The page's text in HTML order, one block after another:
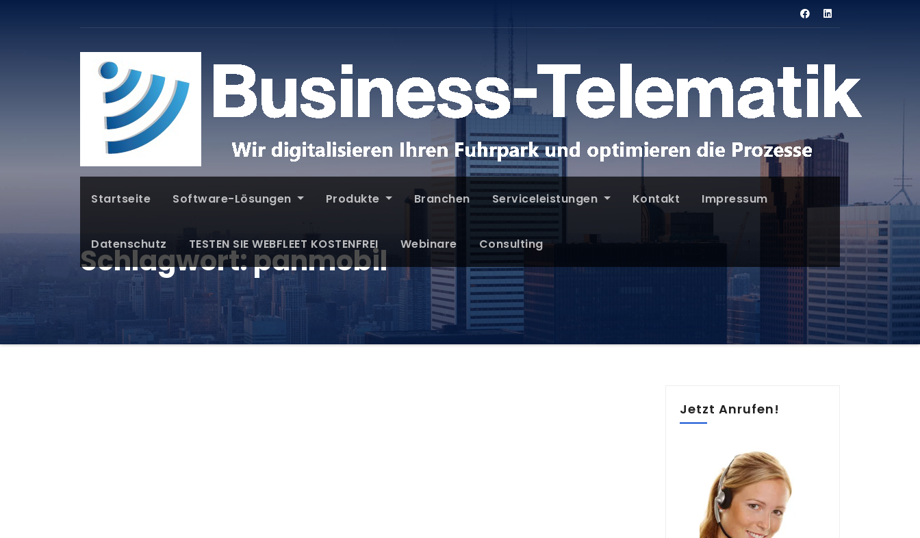
Startseite Software-Lösungen Produkte Branchen Serviceleistungen Kontakt Impressum
Datenschutz TESTEN SIE WEBFLEET KOSTENFREI Webinare Consulting
Schlagwort:panmobil
Jetzt Anrufen!